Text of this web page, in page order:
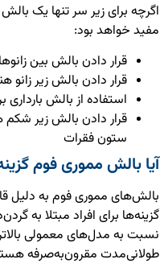
اگرچه برای زیر سر تنها یک
مفید خواهد بود:
قرار دادن بالش بین
قرار دادن بالش زیر
استفاده از بالش
قرار دادن بالش زیر شکم
ستون فقرات
آیا بالش مموری فوم
بالش‌های مموری فوم به دلیل
گزینه‌ها برای افراد مبتلا به
نسبت به مدل‌های معمولی
طولانی‌مدت مقرون‌به‌صرفه